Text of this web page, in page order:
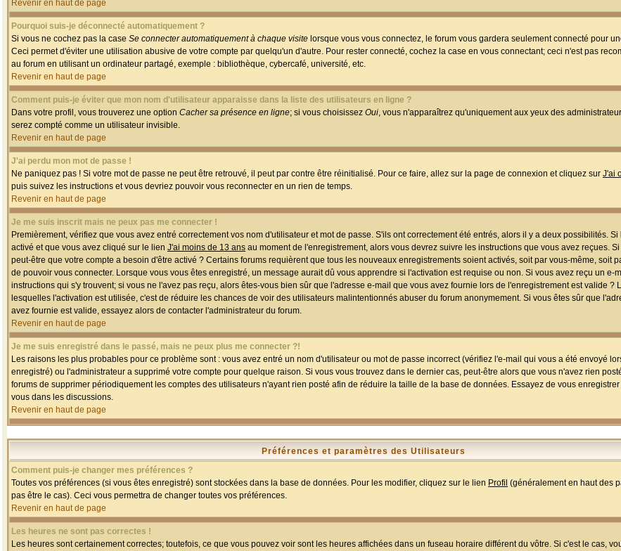
Revenir en haut de page
Pourquoi suis-je déconnecté automatiquement ?
Si vous ne cochez pas la case Se connecter automatiquement à chaque visite lorsque vous vous connectez, le forum vous gardera seulement connecté pour
Ceci permet d'éviter une utilisation abusive de votre compte par quelqu'un d'autre. Pour rester connecté, cochez la case en vous connectant; ceci n'est pas
au forum en utilisant un ordinateur partagé, exemple : bibliothèque, cybercafé, université, etc.
Revenir en haut de page
Comment puis-je éviter que mon nom d'utilisateur apparaisse dans la liste des utilisateurs en ligne ?
Dans votre profil, vous trouverez une option Cacher sa présence en ligne; si vous choisissez Oui, vous n'apparaîtrez qu'uniquement aux yeux des
serez compté comme un utilisateur invisible.
Revenir en haut de page
J'ai perdu mon mot de passe !
Ne paniquez pas ! Si votre mot de passe ne peut être retrouvé, il peut par contre être réinitialisé. Pour ce faire, allez sur la page de connexion et cliquez sur J'ai
puis suivez les instructions et vous devriez pouvoir vous reconnecter en un rien de temps.
Revenir en haut de page
Je me suis inscrit mais ne peux pas me connecter !
Premièrement, vérifiez que vous avez entré correctement vos nom d'utilisateur et mot de passe. S'ils ont correctement été entrés, alors il y a deux possibilités. Si
activé et que vous avez cliqué sur le lien J'ai moins de 13 ans au moment de l'enregistrement, alors vous devrez suivre les instructions que vous avez reçues.
peut-être que votre compte a besoin d'être activé ? Certains forums requièrent que tous les nouveaux enregistrements soient activés, soit par vous-même, soit
de pouvoir vous connecter. Lorsque vous vous êtes enregistré, un message aurait dû vous apprendre si l'activation est requise ou non. Si vous avez reçu un e-
instructions qui s'y trouvent; si vous ne l'avez pas reçu, alors êtes-vous bien sûr que l'adresse e-mail que vous avez fournie lors de l'enregistrement est valide ?
lesquelles l'activation est utilisée, c'est de réduire les chances de voir des utilisateurs malintentionnés abuser du forum anonymement. Si vous êtes sûr que
avez fournie est valide, essayez alors de contacter l'administrateur du forum.
Revenir en haut de page
Je me suis enregistré dans le passé, mais ne peux plus me connecter ?!
Les raisons les plus probables pour ce problème sont : vous avez entré un nom d'utilisateur ou mot de passe incorrect (vérifiez l'e-mail qui vous a été envoyé
enregistré) ou l'administrateur a supprimé votre compte pour quelque raison. Si vous vous trouvez dans le dernier cas, peut-être alors que vous n'avez rien
forums de supprimer périodiquement les comptes des utilisateurs n'ayant rien posté afin de réduire la taille de la base de données. Essayez de vous
vous dans les discussions.
Revenir en haut de page
Préférences et paramètres des Utilisateurs
Comment puis-je changer mes préférences ?
Toutes vos préférences (si vous êtes enregistré) sont stockées dans la base de données. Pour les modifier, cliquez sur le lien Profil (généralement en haut des
pas être le cas). Ceci vous permettra de changer toutes vos préférences.
Revenir en haut de page
Les heures ne sont pas correctes !
Les heures sont certainement correctes; toutefois, ce que vous pouvez voir sont les heures affichées dans un fuseau horaire différent du vôtre. Si c'est le cas,